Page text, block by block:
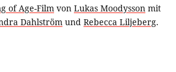
of Age-Film von Lukas Moodysson mit
Dahlström und Rebecca Liljeberg.